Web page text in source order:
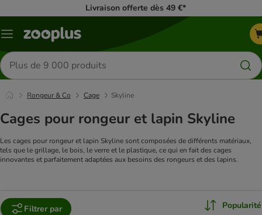
Livraison offerte dès 49 €*
Menu
Rechercher
des
produits
Rongeur & Co Cage Skyline
Cages pour rongeur et lapin Skyline
Les cages pour rongeur et lapin Skyline sont composées de différents matériaux,
tels que le grillage, le bois, le verre et le plastique, ce qui en fait des cages
innovantes et parfaitement adaptées aux besoins des rongeurs et des lapins.
Filtrer par Popularité